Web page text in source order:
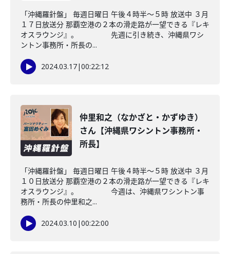
「沖縄羅針盤」 毎週日曜日 午後４時半～５時 放送中 ３月
１７日放送分 那覇空港の２本の滑走路が一望できる『レキ
オスラウンジ』。 先週に引き続き、沖縄県ワシ
ントン事務所・所長の...
2024.03.17|00:22:12
仲里和之（なかざと・かずゆき）
さん【沖縄県ワシントン事務所・
所長】
「沖縄羅針盤」 毎週日曜日 午後４時半～５時 放送中 ３月
１０日放送分 那覇空港の２本の滑走路が一望できる『レキ
オスラウンジ』。 今週は、沖縄県ワシントン事
務所・所長の仲里和之...
2024.03.10 |00:22:00